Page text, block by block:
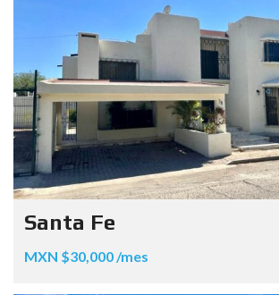
Santa Fe
MXN $30,000 /mes